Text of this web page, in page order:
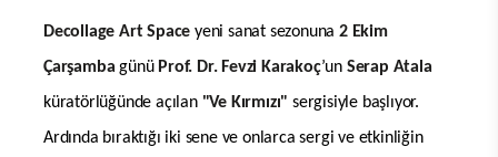
Decollage Art Space yeni sanat sezonuna2 Ekim
Çarşamba günü Prof. Dr. Fevzi Karakoç’un Serap Atala
küratörlüğünde açılan "Ve Kırmızı" sergisiyle başlıyor.
Ardında bıraktığı iki sene ve onlarca sergi ve etkinliğin